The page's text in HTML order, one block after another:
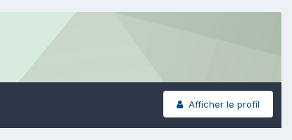
Afficher le profil